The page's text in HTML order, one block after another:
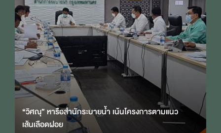
“วิศณุ” หารือสำนักระบายน้ำ เน้นโครงการตามแนว
เส้นเลือดฝอย